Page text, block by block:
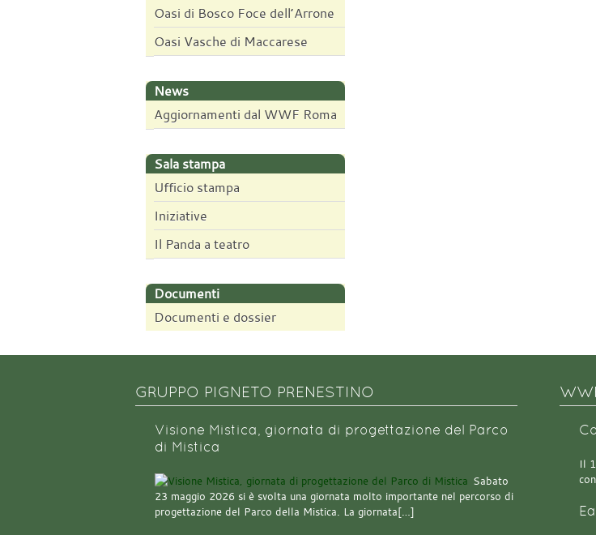
Oasi di Bosco Foce dell’Arrone
Oasi Vasche di Maccarese
News
Aggiornamenti dal WWF Roma
Sala stampa
Ufficio stampa
Iniziative
Il Panda a teatro
Documenti
Documenti e dossier
GRUPPO PIGNETO PRENESTINO
Visione Mistica, giornata di progettazione del Parco
di Mistica
Sabato
23 maggio 2026 si è svolta una giornata molto importante nel percorso di
progettazione del Parco della Mistica. La giornata[…]
Il